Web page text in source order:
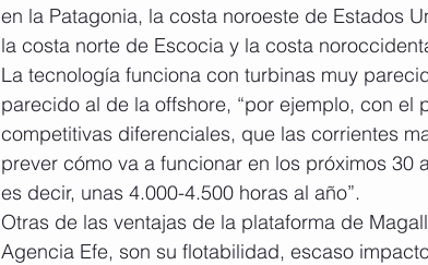
en la Patagonia, la costa noroeste de Estados
la costa norte de Escocia y la costa
La tecnología funciona con turbinas muy
parecido al de la offshore, “por ejemplo, con el
competitivas diferenciales, que las corrientes
prever cómo va a funcionar en los próximos 30
es decir, unas 4.000-4.500 horas al año”.
Otras de las ventajas de la plataforma de
Agencia Efe, son su flotabilidad, escaso